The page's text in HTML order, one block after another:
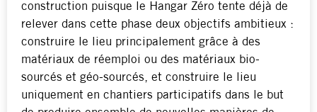
construction puisque le Hangar Zéro tente déjà de
relever dans cette phase deux objectifs ambitieux :
construire le lieu principalement grâce à des
matériaux de réemploi ou des matériaux bio-
sourcés et géo-sourcés, et construire le lieu
uniquement en chantiers participatifs dans le but